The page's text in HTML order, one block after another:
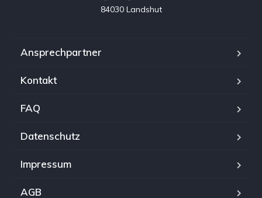
84030 Landshut
Ansprechpartner
Kontakt
FAQ
Datenschutz
Impressum
AGB